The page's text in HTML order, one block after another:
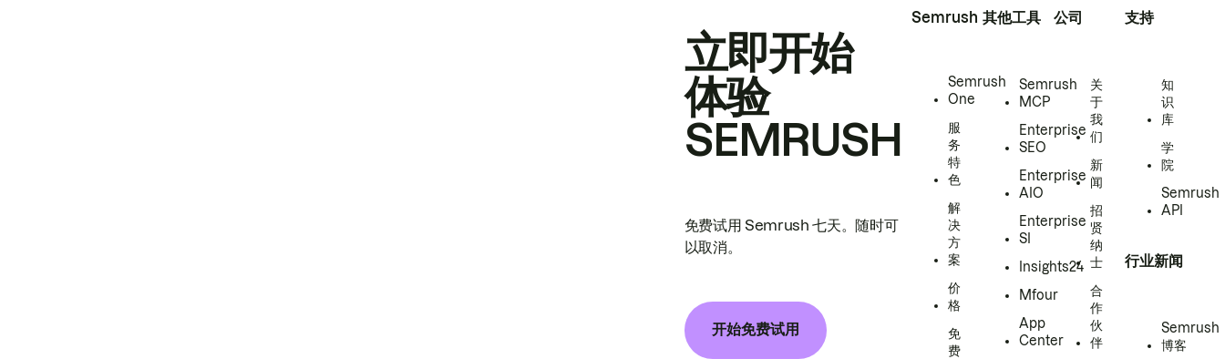
立即开始
体验
SEMRUSH
免费试用 Semrush 七天。随时可
以取消。
开始免费试用
Semrush
Semrush
One
服
务
特
色
解
决
方
案
价
格
免
费
其他工具
Semrush
MCP
Enterprise
SEO
Enterprise
AIO
Enterprise
SI
Insights24
Mfour
App
Center
公司
关
于
我
们
新
闻
招
贤
纳
士
合
作
伙
伴
支持
知
识
库
学
院
Semrush
API
行业新闻
Semrush
博客